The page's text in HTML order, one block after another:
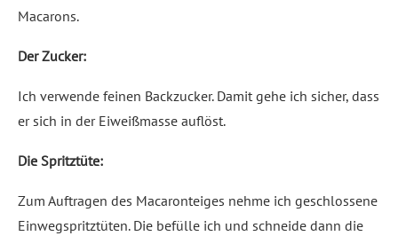
Macarons.
Der Zucker:
Ich verwende feinen Backzucker. Damit gehe ich sicher, dass
er sich in der Eiweißmasse auflöst.
Die Spritztüte:
Zum Auftragen des Macaronteiges nehme ich geschlossene
Einwegspritztüten. Die befülle ich und schneide dann die